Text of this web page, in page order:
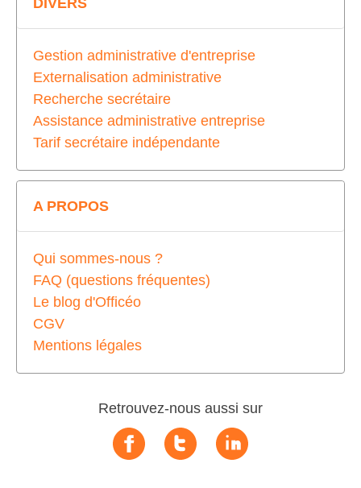
DIVERS
Gestion administrative d'entreprise
Externalisation administrative
Recherche secrétaire
Assistance administrative entreprise
Tarif secrétaire indépendante
A PROPOS
Qui sommes-nous ?
FAQ (questions fréquentes)
Le blog d'Officéo
CGV
Mentions légales
Retrouvez-nous aussi sur